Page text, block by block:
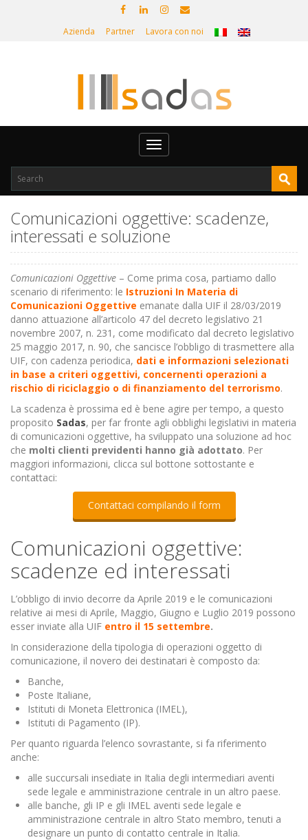
Azienda Partner Lavora con noi
Toggle
navigation
Comunicazioni oggettive: scadenze,
interessati e soluzione
Comunicazioni Oggettive – Come prima cosa, partiamo dallo
scenario di riferimento: le Istruzioni In Materia di
Comunicazioni Oggettive emanate dalla UIF il 28/03/2019
danno attuazione all’articolo 47 del decreto legislativo 21
novembre 2007, n. 231, come modificato dal decreto legislativo
25 maggio 2017, n. 90, che sancisce l’obbligo di trasmettere alla
UIF, con cadenza periodica, dati e informazioni selezionati
in base a criteri oggettivi, concernenti operazioni a
rischio di riciclaggio o di finanziamento del terrorismo.
La scadenza è prossima ed è bene agire per tempo, a questo
proposito Sadas, per far fronte agli obblighi legislativi in materia
di comunicazioni oggettive, ha sviluppato una soluzione ad hoc
che molti clienti previdenti hanno già adottato. Per
maggiori informazioni, clicca sul bottone sottostante e
contattaci:
Contattaci compilando il form
Comunicazioni oggettive:
scadenze ed interessati
L’obbligo di invio decorre da Aprile 2019 e le comunicazioni
relative ai mesi di Aprile, Maggio, Giugno e Luglio 2019 possono
esser inviate alla UIF entro il 15 settembre.
In considerazione della tipologia di operazioni oggetto di
comunicazione, il novero dei destinatari è composto da:
Banche,
Poste Italiane,
Istituti di Moneta Elettronica (IMEL),
Istituti di Pagamento (IP).
Per quanto riguarda l’elenco sovrastante, si fa riferimento
anche:
alle succursali insediate in Italia degli intermediari aventi
sede legale e amministrazione centrale in un altro paese.
alle banche, gli IP e gli IMEL aventi sede legale e
amministrazione centrale in altro Stato membro, tenuti a
designare un punto di contatto centrale in Italia.